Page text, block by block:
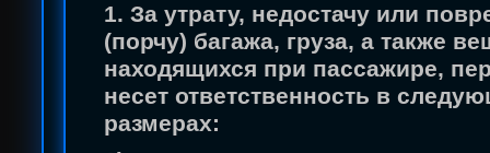
1. За утрату, недостачу или
(порчу) багажа, груза, а также
находящихся при пассажире,
несет ответственность в
размерах: